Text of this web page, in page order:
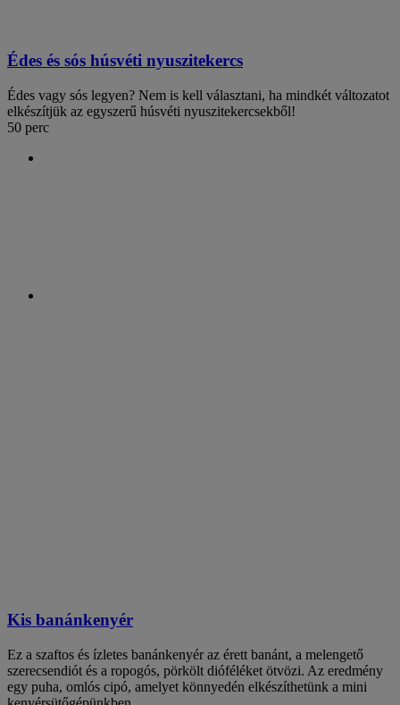
Édes és sós húsvéti nyuszitekercs
Édes vagy sós legyen? Nem is kell választani, ha mindkét változatot
elkészítjük az egyszerű húsvéti nyuszitekercsekből!
50 perc
Kis banánkenyér
Ez a szaftos és ízletes banánkenyér az érett banánt, a melengető
szerecsendiót és a ropogós, pörkölt dióféléket ötvözi. Az eredmény
egy puha, omlós cipó, amelyet könnyedén elkészíthetünk a mini